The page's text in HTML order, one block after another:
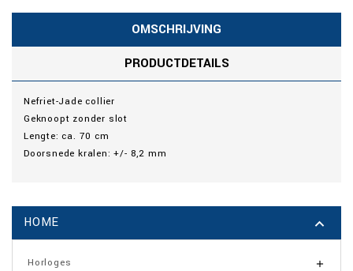
OMSCHRIJVING
PRODUCTDETAILS
Nefriet-Jade collier
Geknoopt zonder slot
Lengte: ca. 70 cm
Doorsnede kralen: +/- 8,2 mm
HOME 
Horloges 